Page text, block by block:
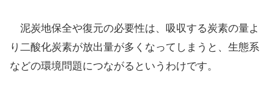
泥炭地保全や復元の必要性は、吸収する炭素の量よ
り二酸化炭素が放出量が多くなってしまうと、生態系
などの環境問題につながるというわけです。